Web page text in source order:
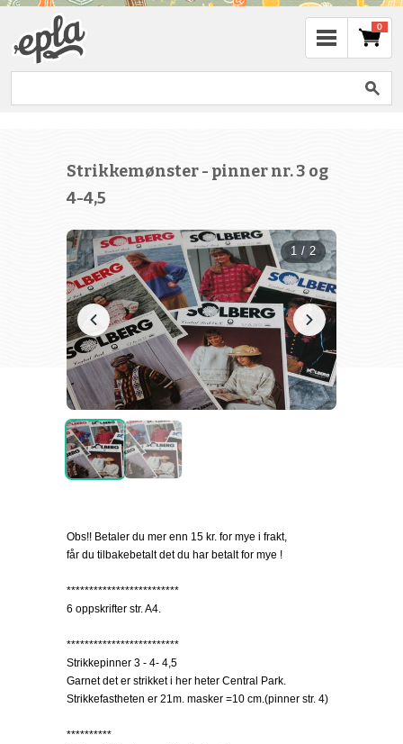
0
Strikkemønster - pinner nr. 3 og
4-4,5
1 / 2
Obs!! Betaler du mer enn 15 kr. for mye i frakt,
får du tilbakebetalt det du har betalt for mye !
*************************
6 oppskrifter str. A4.
*************************
Strikkepinner 3 - 4- 4,5
Garnet det er strikket i her heter Central Park.
Strikkefastheten er 21m. masker =10 cm.(pinner str. 4)
**********